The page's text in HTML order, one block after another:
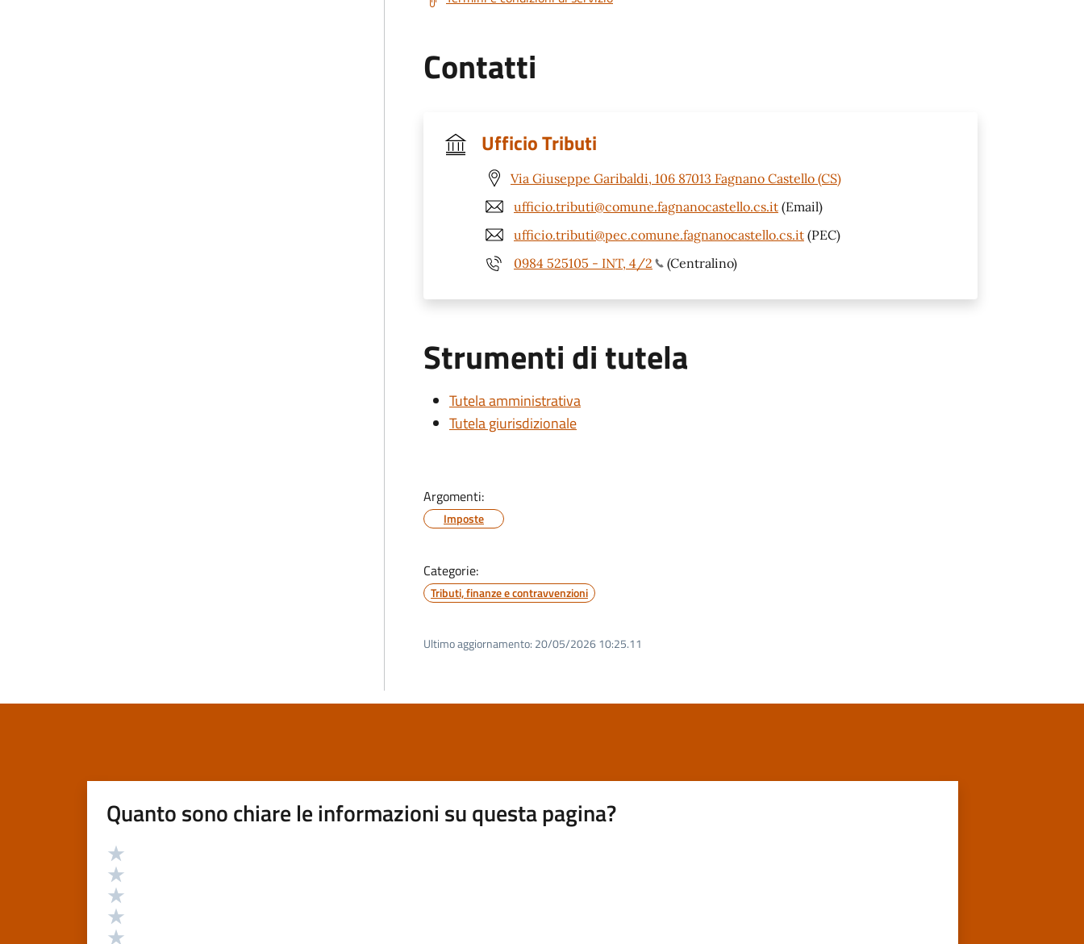
Contatti
Ufficio Tributi
Via Giuseppe Garibaldi, 106 87013 Fagnano Castello (CS)
ufficio.tributi@comune.fagnanocastello.cs.it (Email)
ufficio.tributi@pec.comune.fagnanocastello.cs.it (PEC)
0984 525105 - INT, 4/2
(Centralino)
Strumenti di tutela
Tutela amministrativa
Tutela giurisdizionale
Argomenti:
Imposte
Categorie:
Tributi, finanze e contravvenzioni
Ultimo aggiornamento: 20/05/2026 10:25.11
Quanto sono chiare le informazioni su questa pagina?
Valutazione